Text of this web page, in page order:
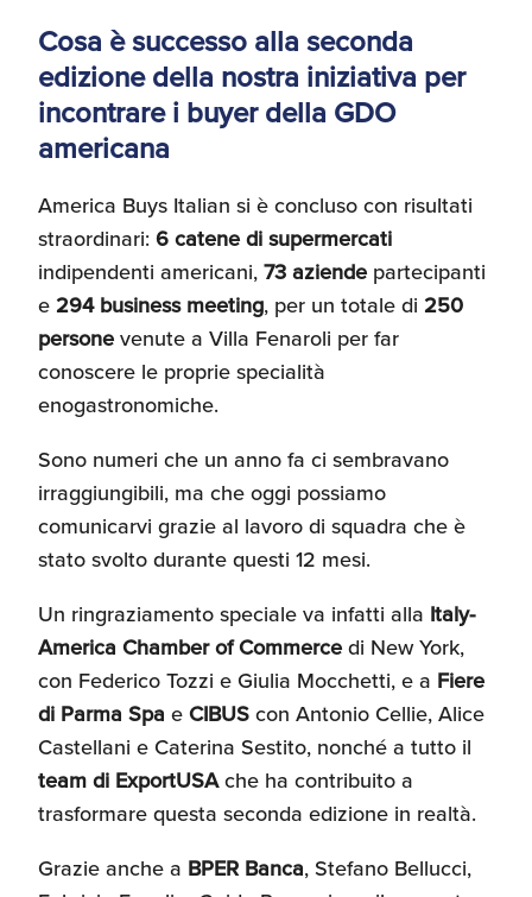
Manuale pratico sul
commercio con gli USA
gli ITIN
Media
Recensioni delle
aziende italiane
FDA
Ricerca Distributori di
Macchinari Industriali
Comunicazione
e Accesso al Mercato
Apertura Ristoranti
negli Stati Uniti
Assicurazioni, Permessi
e Licenze
Ricerca Personale e
Gestione Risorse
Cosa è successo alla seconda
edizione della nostra iniziativa per
incontrare i buyer della GDO
americana
America Buys Italian si è concluso con risultati
straordinari: 6 catene di supermercati
indipendenti americani, 73 aziende partecipanti
e 294 business meeting, per un totale di 250
persone venute a Villa Fenaroli per far
conoscere le proprie specialità
enogastronomiche.
Sono numeri che un anno fa ci sembravano
irraggiungibili, ma che oggi possiamo
comunicarvi grazie al lavoro di squadra che è
stato svolto durante questi 12 mesi.
Un ringraziamento speciale va infatti alla Italy-
America Chamber of Commerce di New York,
con Federico Tozzi e Giulia Mocchetti, e a Fiere
di Parma Spa e CIBUS con Antonio Cellie, Alice
Castellani e Caterina Sestito, nonché a tutto il
team di ExportUSAche ha contribuito a
trasformare questa seconda edizione in realtà.
Grazie anche a BPER Banca, Stefano Bellucci,